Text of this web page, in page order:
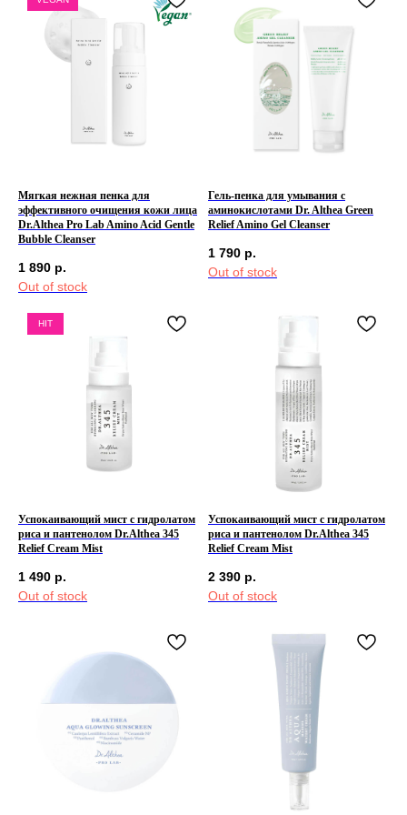
Мягкая нежная пенка для
эффективного очищения кожи лица
Dr.Althea Pro Lab Amino Acid Gentle
Bubble Cleanser
1 890 р.
Out of stock
Гель-пенка для умывания с
аминокислотами Dr. Althea Green
Relief Amino Gel Cleanser
1 790 р.
Out of stock
HIT
Успокаивающий мист с гидролатом
риса и пантенолом Dr.Althea 345
Relief Cream Mist
1 490 р.
Out of stock
Успокаивающий мист с гидролатом
риса и пантенолом Dr.Althea 345
Relief Cream Mist
2 390 р.
Out of stock